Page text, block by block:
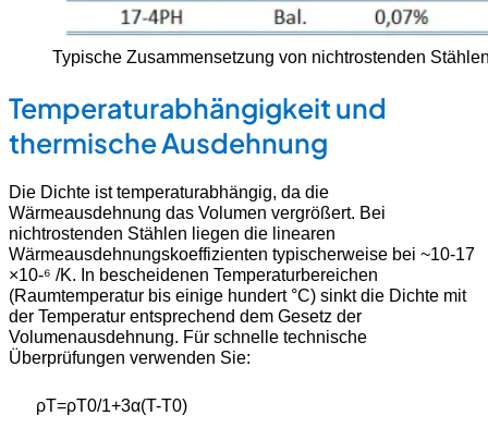
Typische Zusammensetzung von nichtrostenden
Temperaturabhängigkeit und
thermische Ausdehnung
Die Dichte ist temperaturabhängig, da die
Wärmeausdehnung das Volumen vergrößert. Bei
nichtrostenden Stählen liegen die linearen
Wärmeausdehnungskoeffizienten typischerweise bei ~10-17
×10-⁶ /K. In bescheidenen Temperaturbereichen
(Raumtemperatur bis einige hundert °C) sinkt die Dichte mit
der Temperatur entsprechend dem Gesetz der
Volumenausdehnung. Für schnelle technische
Überprüfungen verwenden Sie:
ρT=ρT0/1+3α(T-T0​)